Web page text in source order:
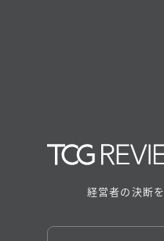
経営者の決断を